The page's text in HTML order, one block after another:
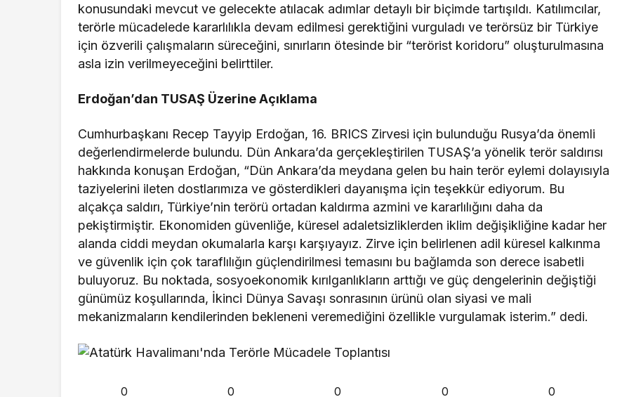
konusundaki mevcut ve gelecekte atılacak adımlar detaylı bir biçimde tartışıldı. Katılımcılar,
terörle mücadelede kararlılıkla devam edilmesi gerektiğini vurguladı ve terörsüz bir Türkiye
için özverili çalışmaların süreceğini, sınırların ötesinde bir “terörist koridoru” oluşturulmasına
asla izin verilmeyeceğini belirttiler.
Erdoğan’dan TUSAŞ Üzerine Açıklama
Cumhurbaşkanı Recep Tayyip Erdoğan, 16. BRICS Zirvesi için bulunduğu Rusya’da önemli
değerlendirmelerde bulundu. Dün Ankara’da gerçekleştirilen TUSAŞ’a yönelik terör saldırısı
hakkında konuşan Erdoğan, “Dün Ankara’da meydana gelen bu hain terör eylemi dolayısıyla
taziyelerini ileten dostlarımıza ve gösterdikleri dayanışma için teşekkür ediyorum. Bu
alçakça saldırı, Türkiye’nin terörü ortadan kaldırma azmini ve kararlılığını daha da
pekiştirmiştir. Ekonomiden güvenliğe, küresel adaletsizliklerden iklim değişikliğine kadar her
alanda ciddi meydan okumalarla karşı karşıyayız. Zirve için belirlenen adil küresel kalkınma
ve güvenlik için çok taraflılığın güçlendirilmesi temasını bu bağlamda son derece isabetli
buluyoruz. Bu noktada, sosyoekonomik kırılganlıkların arttığı ve güç dengelerinin değiştiği
günümüz koşullarında, İkinci Dünya Savaşı sonrasının ürünü olan siyasi ve mali
mekanizmaların kendilerinden bekleneni veremediğini özellikle vurgulamak isterim.” dedi.
0 0 0 0 0